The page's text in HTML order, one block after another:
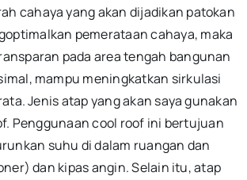
cahaya yang akan dijadikan patokan
pemerataan cahaya, maka
pada area tengah bangunan
mampu meningkatkan sirkulasi
Jenis atap yang akan saya gunakan
Penggunaan cool roof ini bertujuan
suhu di dalam ruangan dan
dan kipas angin. Selain itu, atap